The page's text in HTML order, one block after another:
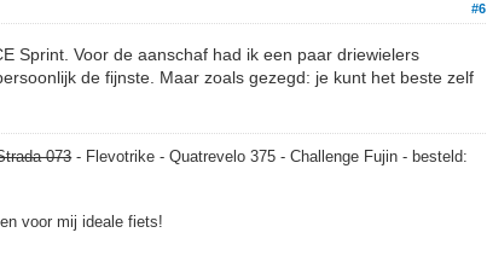
#6
Sprint. Voor de aanschaf had ik een paar driewielers
de fijnste. Maar zoals gezegd: je kunt het beste zelf
073- Flevotrike - Quatrevelo 375 - Challenge Fujin - besteld:
voor mij ideale fiets!